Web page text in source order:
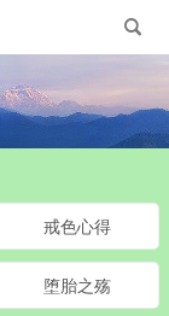
戒色心得
堕胎之殇